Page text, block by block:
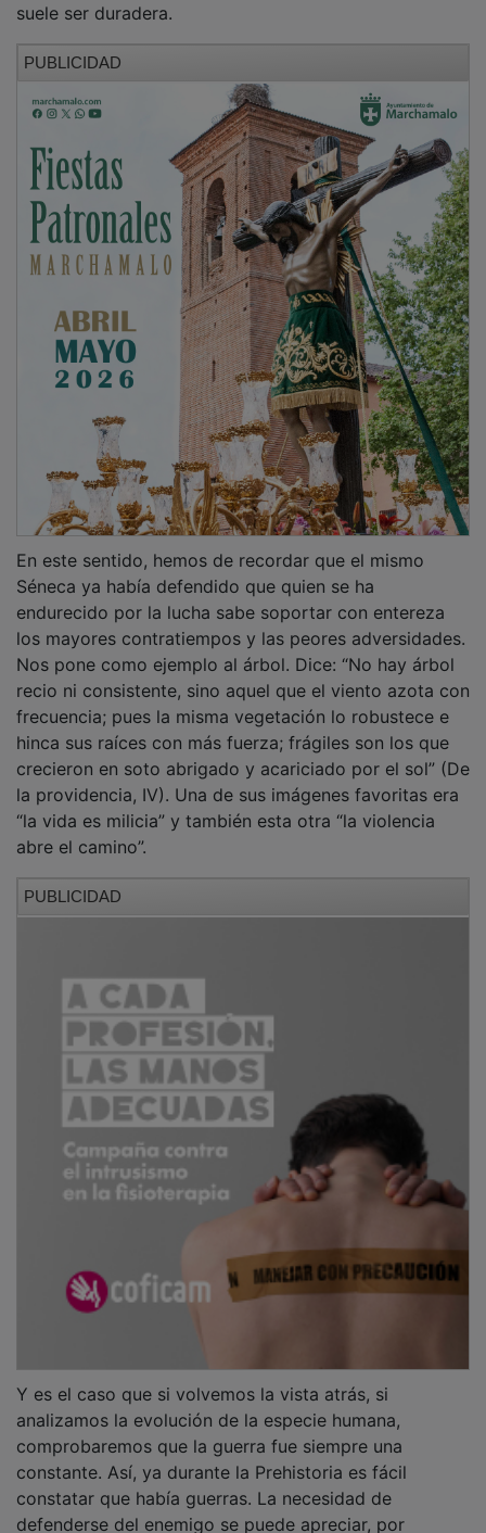
suele ser duradera.
PUBLICIDAD
En este sentido, hemos de recordar que el mismo
Séneca ya había defendido que quien se ha
endurecido por la lucha sabe soportar con entereza
los mayores contratiempos y las peores adversidades.
Nos pone como ejemplo al árbol. Dice: “No hay árbol
recio ni consistente, sino aquel que el viento azota con
frecuencia; pues la misma vegetación lo robustece e
hinca sus raíces con más fuerza; frágiles son los que
crecieron en soto abrigado y acariciado por el sol” (De
la providencia, IV). Una de sus imágenes favoritas era
“la vida es milicia” y también esta otra “la violencia
abre el camino”.
PUBLICIDAD
Y es el caso que si volvemos la vista atrás, si
analizamos la evolución de la especie humana,
comprobaremos que la guerra fue siempre una
constante. Así, ya durante la Prehistoria es fácil
constatar que había guerras. La necesidad de
defenderse del enemigo se puede apreciar, por